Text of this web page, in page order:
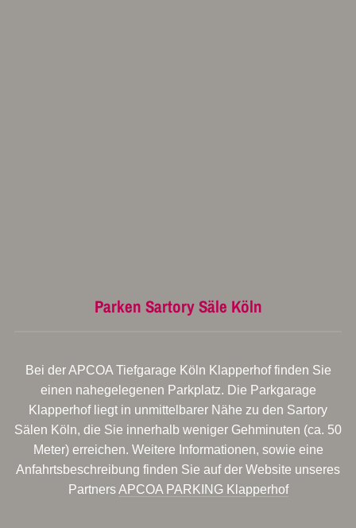
Parken Sartory Säle Köln
Bei der APCOA Tiefgarage Köln Klapperhof finden Sie
einen nahegelegenen Parkplatz. Die Parkgarage
Klapperhof liegt in unmittelbarer Nähe zu den Sartory
Sälen Köln, die Sie innerhalb weniger Gehminuten (ca. 50
Meter) erreichen. Weitere Informationen, sowie eine
Anfahrtsbeschreibung finden Sie auf der Website unseres
PartnersAPCOA PARKING Klapperhof